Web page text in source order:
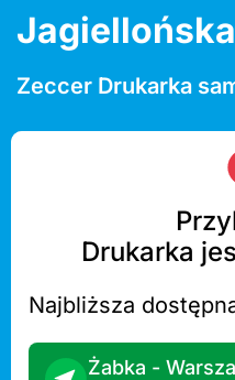
Jagiellońska
Zeccer Drukarka
Drukarka
Najbliższa
Żabka -